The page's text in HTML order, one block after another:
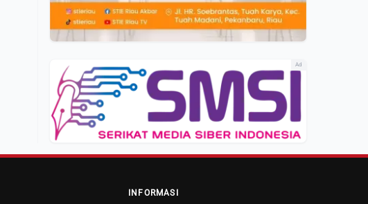
Ad
INFORMASI